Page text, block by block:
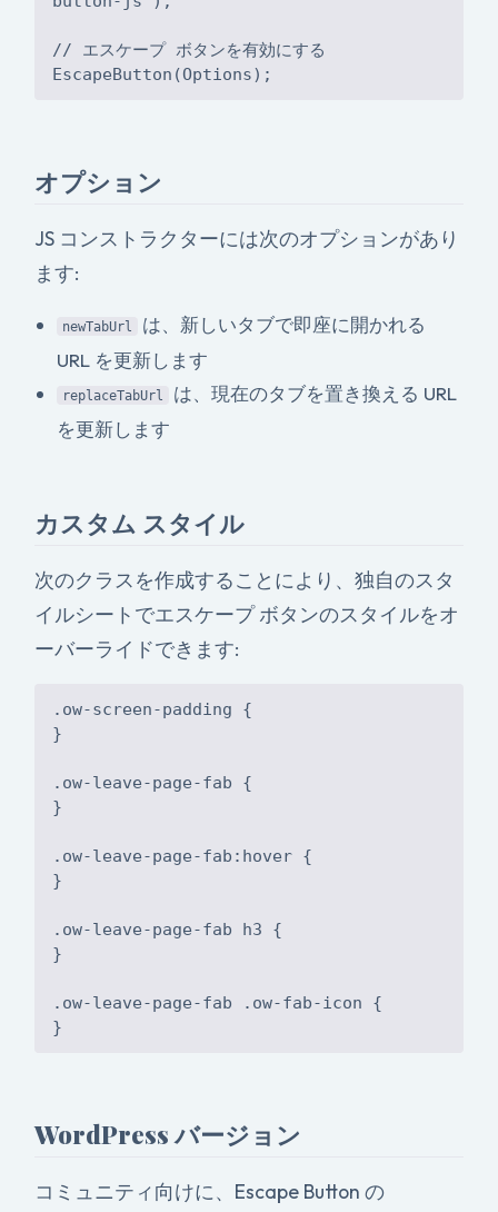
// エスケープ ボタンを有効にする
オプション
JS コンストラクターには次のオプションがあり
ます:
newTabUrl
は、新しいタブで即座に開かれる
URL を更新します
replaceTabUrl
は、現在のタブを置き換える URL
を更新します
カスタム スタイル
次のクラスを作成することにより、独自のスタ
イルシートでエスケープ ボタンのスタイルをオ
ーバーライドできます:
.ow-screen-padding {
}
.ow-leave-page-fab {
}
.ow-leave-page-fab:hover {
}
.ow-leave-page-fab h3 {
}
.ow-leave-page-fab .ow-fab-icon {
WordPress バージョン
コミュニティ向けに、Escape Button の